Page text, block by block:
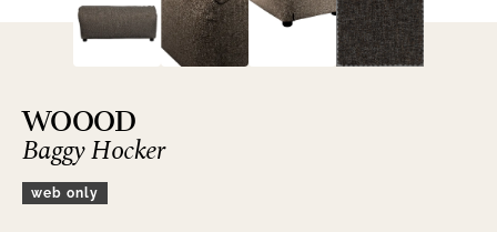
WOOOD
Baggy Hocker
web only